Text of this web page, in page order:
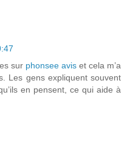
sur phonsee avis et cela m’a
Les gens expliquent souvent
en pensent, ce qui aide à